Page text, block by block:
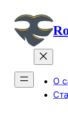
содержимому
О